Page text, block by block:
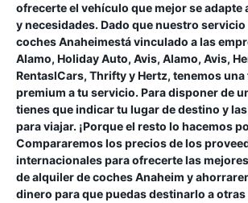
ofrecerte el vehículo que mejor se adapte
y necesidades. Dado que nuestro
coches Anaheimestá vinculado a las
Alamo, Holiday Auto, Avis, Alamo, Avis,
RentaslCars, Thrifty y Hertz, tenemos
premium a tu servicio. Para disponer de
tienes que indicar tu lugar de destino y
para viajar. ¡Porque el resto lo hacemos
Compararemos los precios de los
internacionales para ofrecerte las
de alquiler de coches Anaheim y
dinero para que puedas destinarlo a